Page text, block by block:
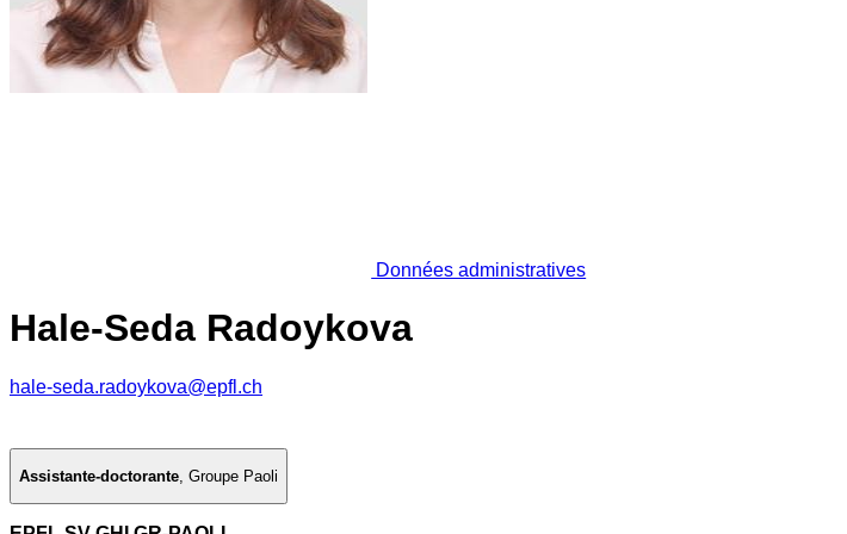
Données administratives
Hale-Seda Radoykova
hale-seda.radoykova@epfl.ch
Assistante-doctorante, Groupe Paoli